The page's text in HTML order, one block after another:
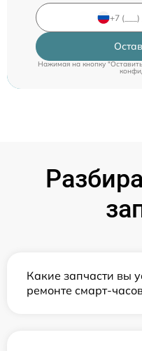
Нажимая на кнопку
Какие запчасти вы
ремонте смарт-